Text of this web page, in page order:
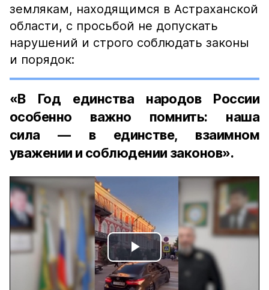
землякам, находящимся в Астраханской
области, с просьбой не допускать
нарушений и строго соблюдать законы
и порядок:
«В Год единства народов России
особенно важно помнить: наша
сила — в единстве, взаимном
уважении и соблюдении законов».
Play